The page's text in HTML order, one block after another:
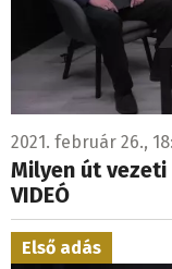
2021. február 26.,
Milyen út
VIDEÓ
Első adás